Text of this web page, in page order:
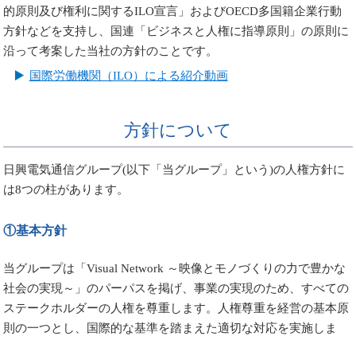
的原則及び権利に関するILO宣言」およびOECD多国籍企業行動
方針などを支持し、国連「ビジネスと人権に指導原則」の原則に
沿って考案した当社の方針のことです。
国際労働機関（ILO）による紹介動画
方針について
日興電気通信グループ(以下「当グループ」という)の人権方針に
は8つの柱があります。
①基本方針
当グループは「Visual Network ～映像とモノづくりの力で豊かな
社会の実現～」のパーパスを掲げ、事業の実現のため、すべての
ステークホルダーの人権を尊重します。人権尊重を経営の基本原
則の一つとし、国際的な基準を踏まえた適切な対応を実施しま